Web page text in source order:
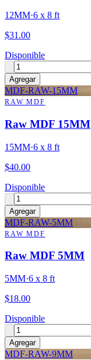
12MM·6 x 8 ft
$31.00
Disponible
Agregar
MDF-RAW-15MM
RAW MDF
Raw MDF 15MM
15MM·6 x 8 ft
$40.00
Disponible
Agregar
MDF-RAW-5MM
RAW MDF
Raw MDF 5MM
5MM·6 x 8 ft
$18.00
Disponible
Agregar
MDF-RAW-9MM